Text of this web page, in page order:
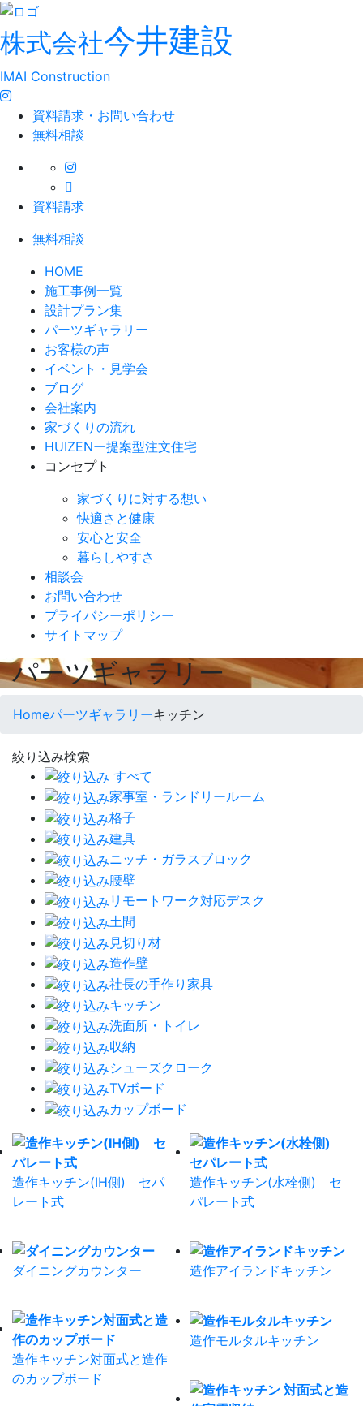
株式会社今井建設
IMAI Construction
資料請求・お問い合わせ
無料相談
資料請求
無料相談
HOME
施工事例一覧
設計プラン集
パーツギャラリー
お客様の声
イベント・見学会
ブログ
会社案内
家づくりの流れ
HUIZENー提案型注文住宅
コンセプト
家づくりに対する想い
快適さと健康
安心と安全
暮らしやすさ
相談会
お問い合わせ
プライバシーポリシー
サイトマップ
パーツギャラリー
Homeパーツギャラリーキッチン
絞り込み検索
すべて
家事室・ランドリールーム
格子
建具
ニッチ・ガラスブロック
腰壁
リモートワーク対応デスク
土間
見切り材
造作壁
社長の手作り家具
キッチン
洗面所・トイレ
収納
シューズクローク
TVボード
カップボード
造作キッチン(IH側) セパ
レート式
造作キッチン(水栓側) セ
パレート式
ダイニングカウンター 造作アイランドキッチン
造作キッチン対面式と造作
のカップボード
造作モルタルキッチン